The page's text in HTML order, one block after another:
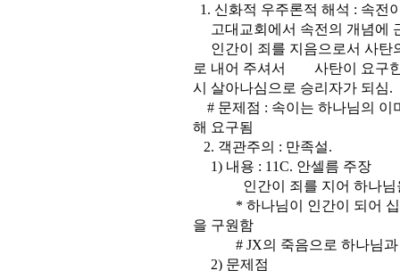
1. 신화적 우주론적 해석 : 속전
고대교회에서 속전의 개념에
인간이 죄를 지음으로서 사탄
로 내어 주셔서 사탄이 요구한
시 살아나심으로 승리자가 되심.
# 문제점 : 속이는 하나님의 이
해 요구됨
2. 객관주의 : 만족설.
1) 내용 : 11C. 안셀름 주장
인간이 죄를 지어 하나님을
* 하나님이 인간이 되어 십
을 구원함
# JX의 죽음으로 하나님과
2) 문제점